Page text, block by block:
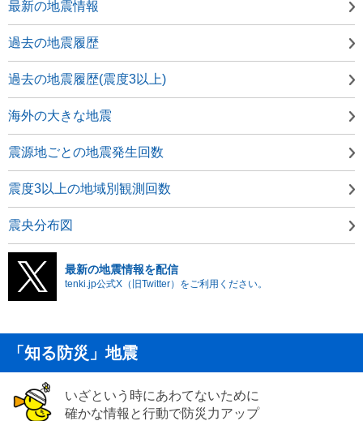
最新の地震情報
過去の地震履歴
過去の地震履歴(震度3以上)
海外の大きな地震
震源地ごとの地震発生回数
震度3以上の地域別観測回数
震央分布図
最新の地震情報を配信
tenki.jp公式X（旧Twitter）をご利用ください。
「知る防災」地震
いざという時にあわてないために
確かな情報と行動で防災力アップ